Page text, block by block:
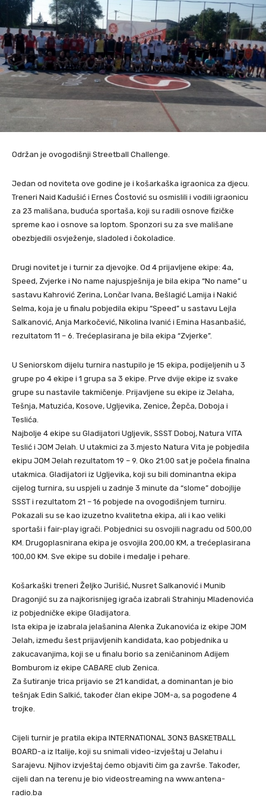
Održan je ovogodišnji Streetball Challenge.
Jedan od noviteta ove godine je i košarkaška igraonica za djecu.
Treneri Naid Kadušić i Ernes Ćostović su osmislili i vodili igraonicu
za 23 mališana, buduća sportaša, koji su radili osnove fizičke
spreme kao i osnove sa loptom. Sponzori su za sve mališane
obezbjedili osvježenje, sladoled i čokoladice.
Drugi novitet je i turnir za djevojke. Od 4 prijavljene ekipe: 4a,
Speed, Zvjerke i No name najuspješnija je bila ekipa “No name” u
sastavu Kahrović Zerina, Lončar Ivana, Bešlagić Lamija i Nakić
Selma, koja je u finalu pobjedila ekipu “Speed” u sastavu Lejla
Salkanović, Anja Markočević, Nikolina Ivanić i Emina Hasanbašić,
rezultatom 11 – 6. Trećeplasirana je bila ekipa “Zvjerke”.
U Seniorskom dijelu turnira nastupilo je 15 ekipa, podijeljenih u 3
grupe po 4 ekipe i 1 grupa sa 3 ekipe. Prve dvije ekipe iz svake
grupe su nastavile takmičenje. Prijavljene su ekipe iz Jelaha,
Tešnja, Matuzića, Kosove, Ugljevika, Zenice, Žepča, Doboja i
Teslića.
Najbolje 4 ekipe su Gladijatori Ugljevik, SSST Doboj, Natura VITA
Teslić i JOM Jelah. U utakmici za 3.mjesto Natura Vita je pobjedila
ekipu JOM Jelah rezultatom 19 – 9. Oko 21:00 sat je počela finalna
utakmica. Gladijatori iz Ugljevika, koji su bili dominantna ekipa
cijelog turnira, su uspjeli u zadnje 3 minute da “slome” dobojlije
SSST i rezultatom 21 – 16 pobjede na ovogodišnjem turniru.
Pokazali su se kao izuzetno kvalitetna ekipa, ali i kao veliki
sportaši i fair-play igrači. Pobjednici su osvojili nagradu od 500,00
KM. Drugoplasnirana ekipa je osvojila 200,00 KM, a trećeplasirana
100,00 KM. Sve ekipe su dobile i medalje i pehare.
Košarkaški treneri Željko Jurišić, Nusret Salkanović i Munib
Dragonjić su za najkorisnijeg igrača izabrali Strahinju Mladenovića
iz pobjedničke ekipe Gladijatora.
Ista ekipa je izabrala jelašanina Alenka Zukanovića iz ekipe JOM
Jelah, između šest prijavljenih kandidata, kao pobjednika u
zakucavanjima, koji se u finalu borio sa zeničaninom Adijem
Bomburom iz ekipe CABARE club Zenica.
Za šutiranje trica prijavio se 21 kandidat, a dominantan je bio
tešnjak Edin Salkić, također član ekipe JOM-a, sa pogođene 4
trojke.
Cijeli turnir je pratila ekipa INTERNATIONAL 3ON3 BASKETBALL
BOARD-a iz Italije, koji su snimali video-izvještaj u Jelahu i
Sarajevu. Njihov izvještaj ćemo objaviti čim ga završe. Također,
cijeli dan na terenu je bio videostreaming na www.antena-
radio.ba